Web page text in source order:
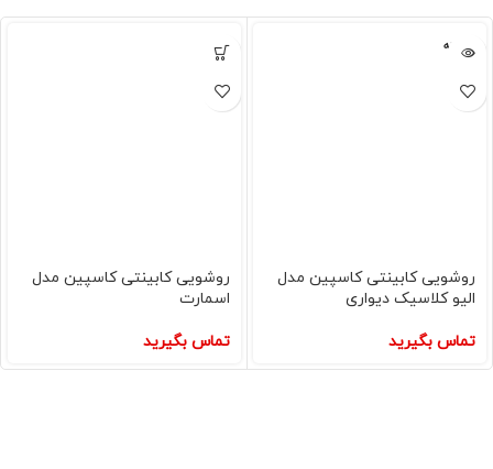
فروخته
شده
روشویی کابینتی کاسپین مدل
الیو کلاسیک دیواری
تماس بگیرید
روشویی کابینتی کاسپین مدل
اسمارت
تماس بگیرید